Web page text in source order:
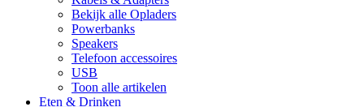
Bekijk alle Opladers
Powerbanks
Speakers
Telefoon accessoires
USB
Toon alle artikelen
Eten & Drinken